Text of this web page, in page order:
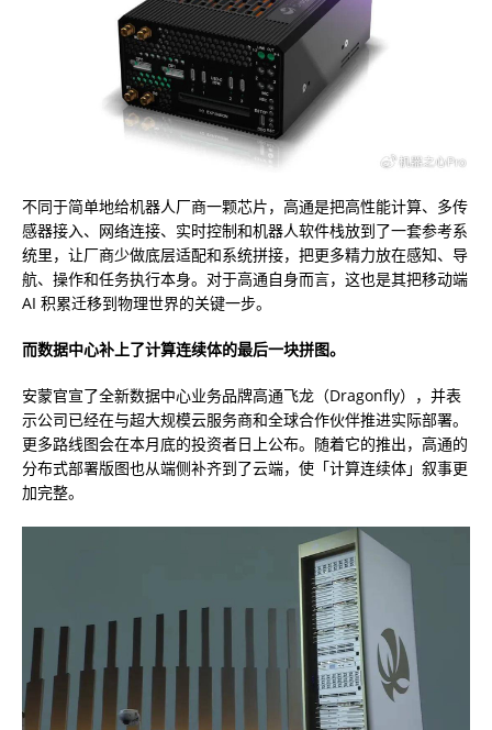
不同于简单地给机器人厂商一颗芯片，高通是把高性能计算、多传
感器接入、网络连接、实时控制和机器人软件栈放到了一套参考系
统里，让厂商少做底层适配和系统拼接，把更多精力放在感知、导
航、操作和任务执行本身。对于高通自身而言，这也是其把移动端
AI 积累迁移到物理世界的关键一步。
而数据中心补上了计算连续体的最后一块拼图。
安蒙官宣了全新数据中心业务品牌高通飞龙（Dragonfly） ，并表
示公司已经在与超大规模云服务商和全球合作伙伴推进实际部署。
更多路线图会在本月底的投资者日上公布。随着它的推出，高通的
分布式部署版图也从端侧补齐到了云端，使「计算连续体」叙事更
加完整。